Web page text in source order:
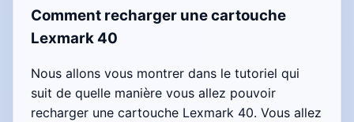
Comment recharger une cartouche
Lexmark 40
Nous allons vous montrer dans le tutoriel qui
suit de quelle manière vous allez pouvoir
recharger une cartouche Lexmark 40. Vous allez